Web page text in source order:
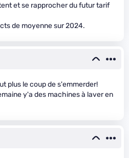
et se rapprocher du futur tarif
de moyenne sur 2024.
plus le coup de s'emmerder!
y'a des machines à laver en